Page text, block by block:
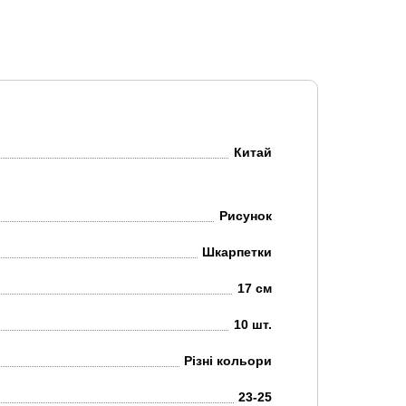
Китай
Рисунок
Шкарпетки
17 см
10 шт.
Різні кольори
23-25